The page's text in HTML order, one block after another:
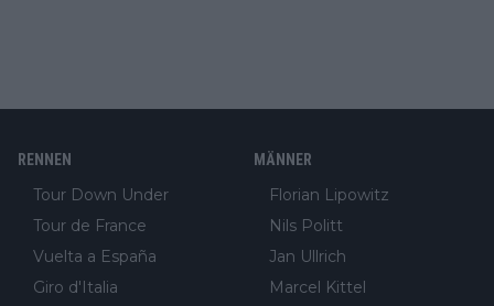
RENNEN
Tour Down Under
Tour de France
Vuelta a España
Giro d'Italia
MÄNNER
Florian Lipowitz
Nils Politt
Jan Ullrich
Marcel Kittel